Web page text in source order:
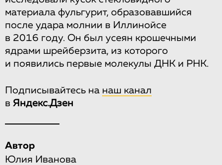
материала фульгурит, образовавшийся
после удара молнии в Иллинойсе
в 2016 году. Он был усеян крошечными
ядрами шрейберзита, из которого
и появились первые молекулы ДНК и РНК.
Подписывайтесь на наш канал
в Яндекс.Дзен
Автор
Юлия Иванова